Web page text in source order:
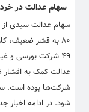
سهام عدالت در
سهام عدالت سبدی
۸۰ به قشر ضعیف،
۴۹ شرکت بورسی
عدالت کمک به
شود. در ادامه اخبار